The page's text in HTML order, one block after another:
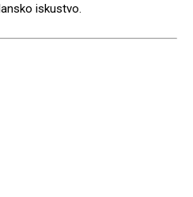
iskustvo.